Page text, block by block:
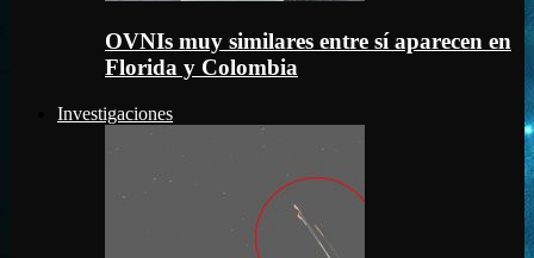
OVNIs muy similares entre sí aparecen en
Florida y Colombia
Investigaciones